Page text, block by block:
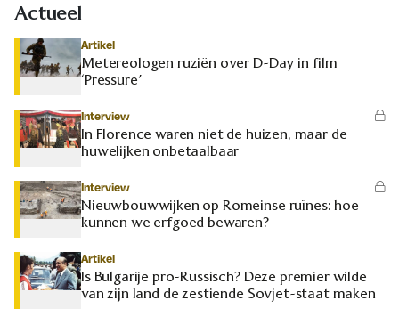
Actueel
Artikel
Metereologen ruziën over D-Day in film
‘Pressure’
Interview
In Florence waren niet de huizen, maar de
huwelijken onbetaalbaar
Interview
Nieuwbouwwijken op Romeinse ruïnes: hoe
kunnen we erfgoed bewaren?
Artikel
Is Bulgarije pro-Russisch? Deze premier wilde
van zijn land de zestiende Sovjet-staat maken